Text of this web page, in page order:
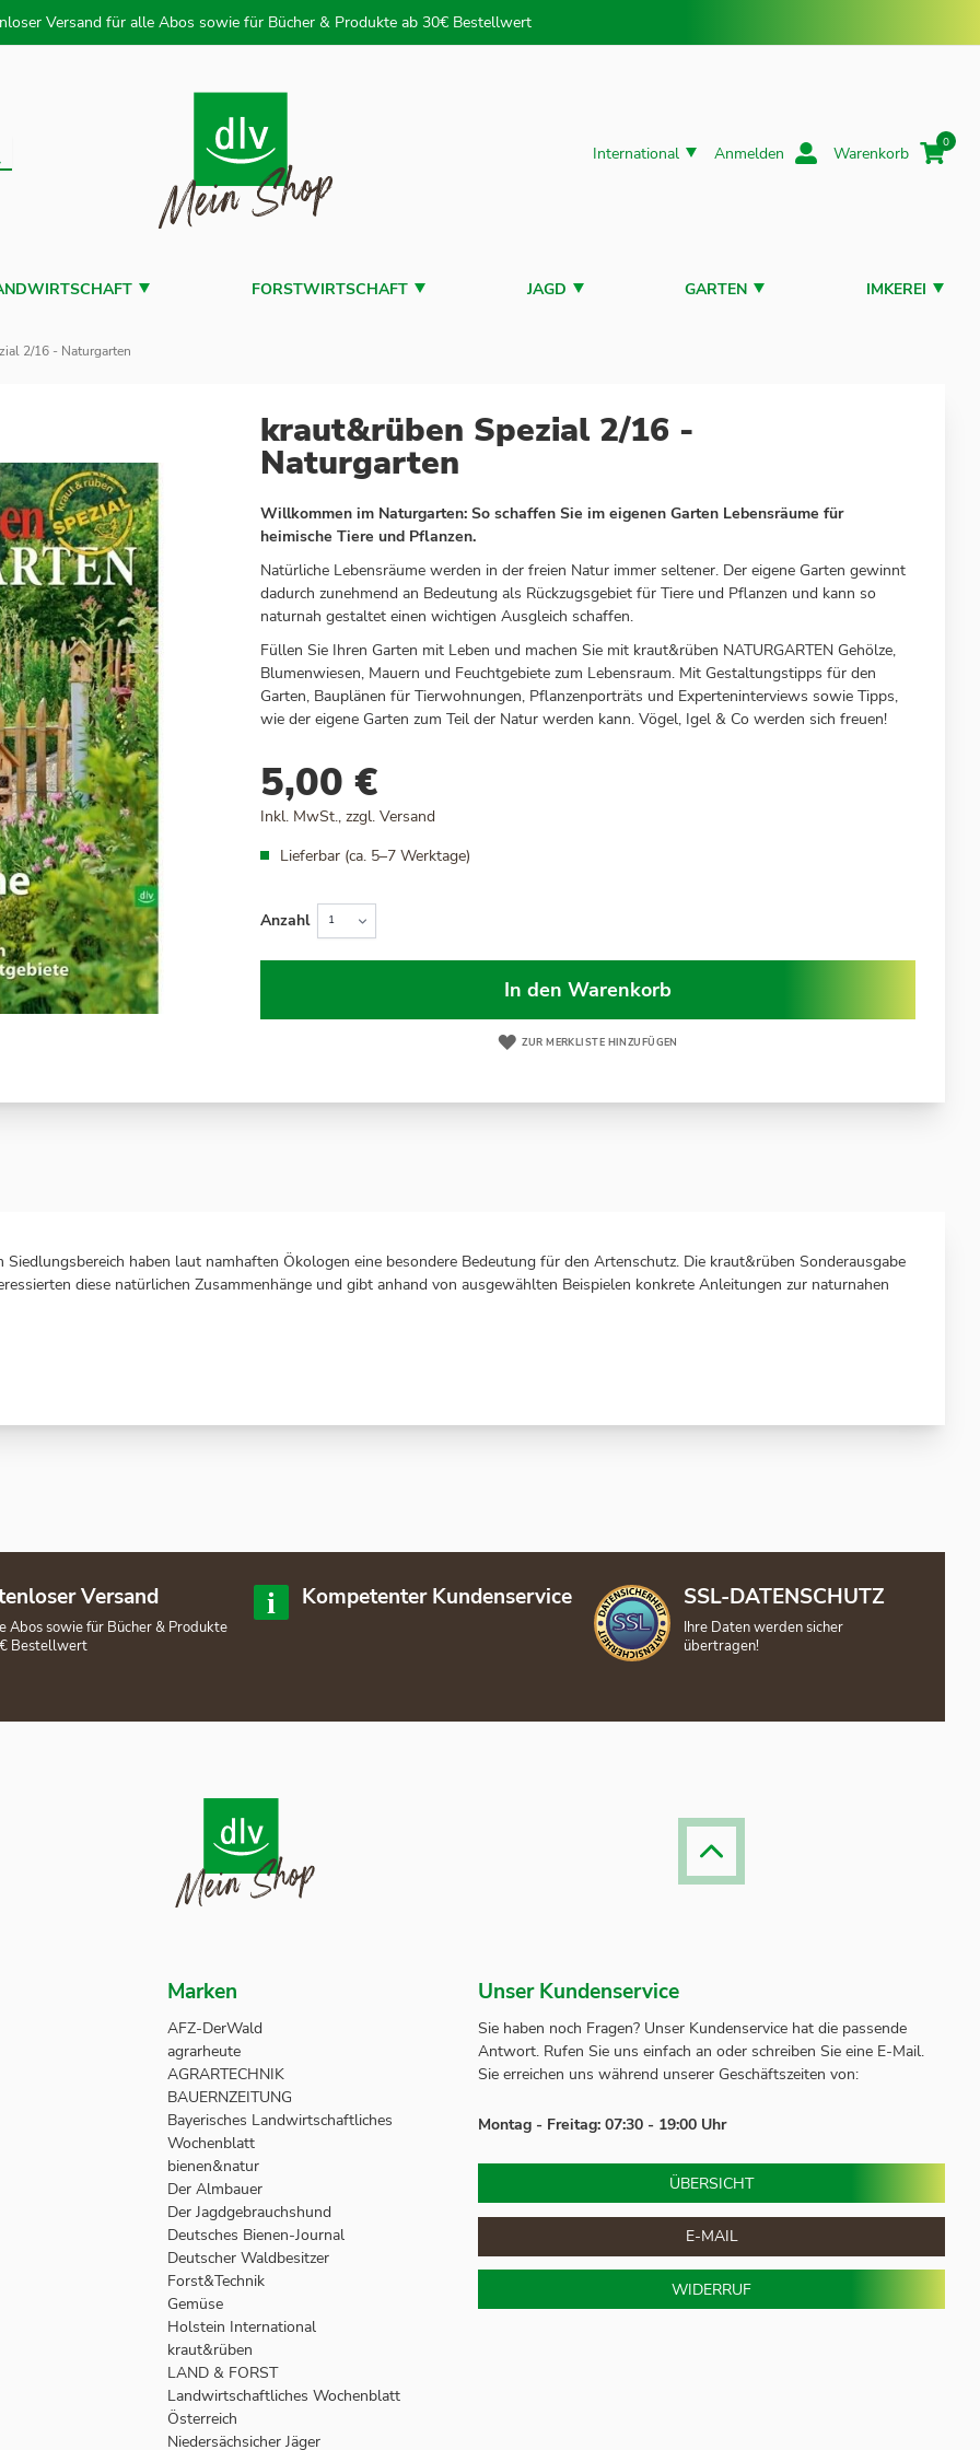
zum InhaltVersand für alle Abos sowie für Bücher & Produkte ab 30€ Bestellwert
International Anmelden Warenkorb
0
FORSTWIRTSCHAFT JAGD GARTEN IMKEREI
2/16 - Naturgarten
kraut&rüben Spezial 2/16 -
Naturgarten
Willkommen im Naturgarten: So schaffen Sie im eigenen Garten Lebensräume für
heimische Tiere und Pflanzen.
Natürliche Lebensräume werden in der freien Natur immer seltener. Der eigene Garten gewinnt
dadurch zunehmend an Bedeutung als Rückzugsgebiet für Tiere und Pflanzen und kann so
naturnah gestaltet einen wichtigen Ausgleich schaffen.
Füllen Sie Ihren Garten mit Leben und machen Sie mit kraut&rüben NATURGARTEN Gehölze,
Blumenwiesen, Mauern und Feuchtgebiete zum Lebensraum. Mit Gestaltungstipps für den
Garten, Bauplänen für Tierwohnungen, Pflanzenporträts und Experteninterviews sowie Tipps,
wie der eigene Garten zum Teil der Natur werden kann. Vögel, Igel & Co werden sich freuen!
5,00 €
Inkl. MwSt., zzgl. Versand
Lieferbar (ca. 5–7 Werktage)
Anzahl
In den Warenkorb
ZUR MERKLISTE HINZUFÜGEN
haben laut namhaften Ökologen eine besondere Bedeutung für den Artenschutz. Die kraut&rüben Sonderausgabe
diese natürlichen Zusammenhänge und gibt anhand von ausgewählten Beispielen konkrete Anleitungen zur naturnahen
Versand
Abos sowie für Bücher & Produkte
Bestellwert
Kompetenter Kundenservice SSL-DATENSCHUTZ
Ihre Daten werden sicher
übertragen!
Marken
AFZ-DerWald
agrarheute
AGRARTECHNIK
BAUERNZEITUNG
Bayerisches Landwirtschaftliches
Wochenblatt
bienen&natur
Der Almbauer
Der Jagdgebrauchshund
Deutsches Bienen-Journal
Deutscher Waldbesitzer
Forst&Technik
Gemüse
Holstein International
kraut&rüben
LAND & FORST
Landwirtschaftliches Wochenblatt
Österreich
Niedersächsicher Jäger
Unser Kundenservice
Sie haben noch Fragen? Unser Kundenservice hat die passende
Antwort. Rufen Sie uns einfach an oder schreiben Sie eine E-Mail.
Sie erreichen uns während unserer Geschäftszeiten von:
Montag - Freitag: 07:30 - 19:00 Uhr
ÜBERSICHT
E-MAIL
WIDERRUF